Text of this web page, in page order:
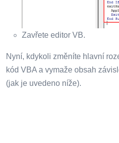
Zavřete editor VB.
Nyní, kdykoli změníte hlavní
kód VBA a vymaže obsah
(jak je uvedeno níže).